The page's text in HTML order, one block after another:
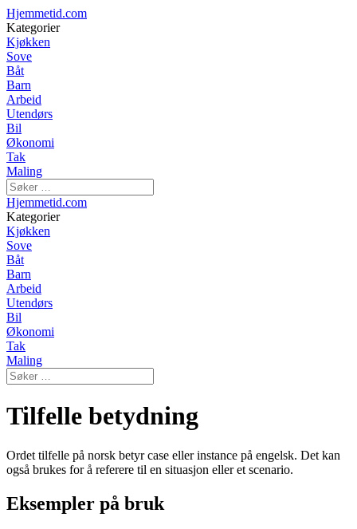
Hjemmetid.com
Kategorier
Kjøkken
Sove
Båt
Barn
Arbeid
Utendørs
Bil
Økonomi
Tak
Maling
Hjemmetid.com
Kategorier
Kjøkken
Sove
Båt
Barn
Arbeid
Utendørs
Bil
Økonomi
Tak
Maling
Tilfelle betydning
Ordet tilfelle på norsk betyr case eller instance på engelsk. Det kan
også brukes for å referere til en situasjon eller et scenario.
Eksempler på bruk